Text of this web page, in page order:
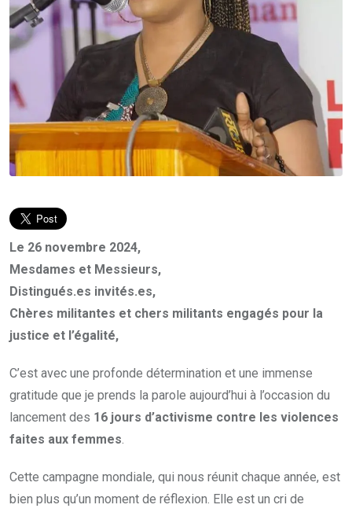
Le 26 novembre 2024,
Mesdames et Messieurs,
Distingués.es invités.es,
Chères militantes et chers militants engagés pour la
justice et l’égalité,
C’est avec une profonde détermination et une immense
gratitude que je prends la parole aujourd’hui à l’occasion du
lancement des 16 jours d’activisme contre les violences
faites aux femmes
Cette campagne mondiale, qui nous réunit chaque année, est
bien plus qu’un moment de réflexion. Elle est un cri de